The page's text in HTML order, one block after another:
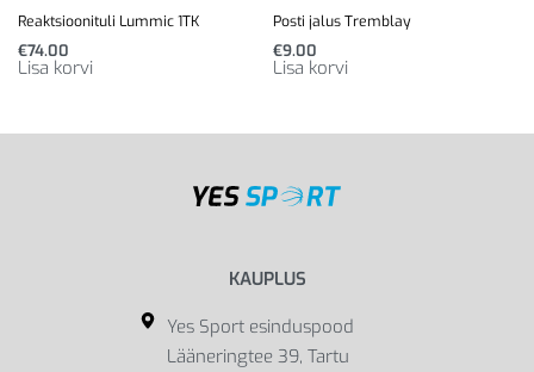
Reaktsioonituli Lummic 1TK
€74.00
Lisa korvi
Posti jalus Tremblay
€9.00
Lisa korvi
KAUPLUS
Yes Sport esinduspood
Lääneringtee 39, Tartu